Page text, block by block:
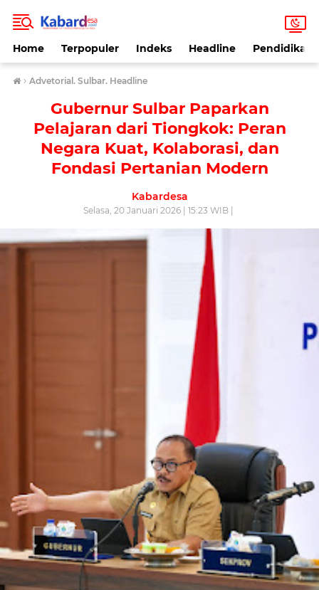
Home Terpopuler Indeks Headline Pendidikan
› Advetorial. Sulbar. Headline
Gubernur Sulbar Paparkan
Pelajaran dari Tiongkok: Peran
Negara Kuat, Kolaborasi, dan
Fondasi Pertanian Modern
Kabardesa
Selasa, 20 Januari 2026 | 15:23 WIB |